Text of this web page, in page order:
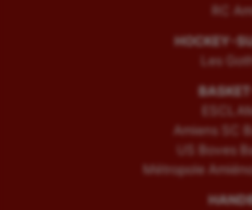
RC
HOCKEY-
Les
Amiens SC
US Boves
Métropole